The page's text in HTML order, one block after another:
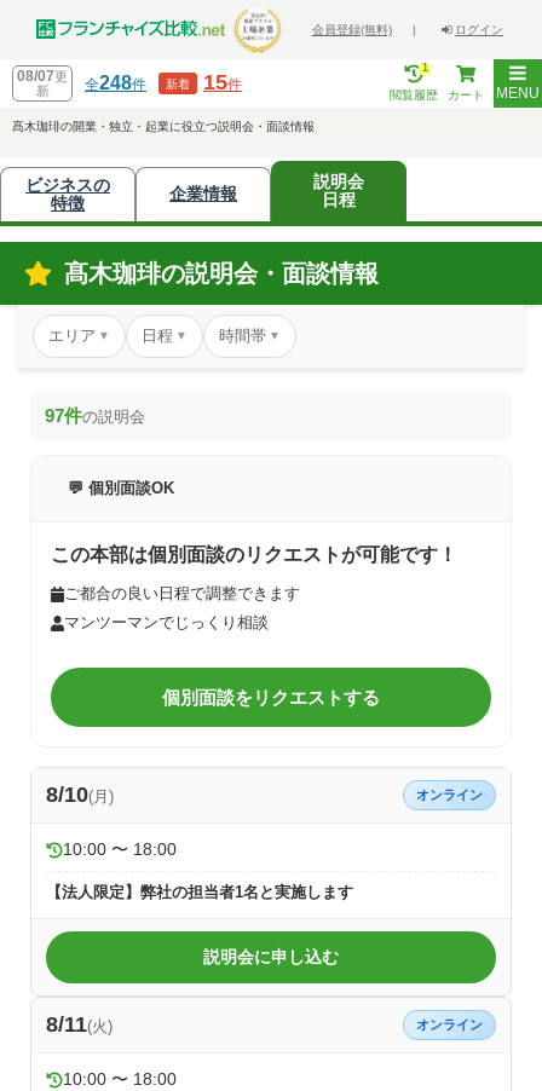
会員登録(無料) | ログイン
08/07更
新
全248件 新着 15件
1
閲覧履歴 カート MENU
髙木珈琲の開業・独立・起業に役立つ説明会・面談情報
ビジネスの
特徴
企業情報
説明会
日程
髙木珈琲の説明会・面談情報
エリア ▼ 日程 ▼ 時間帯 ▼
97件の説明会
💬 個別面談OK
この本部は個別面談のリクエストが可能です！
ご都合の良い日程で調整できます
マンツーマンでじっくり相談
個別面談をリクエストする
8/10(月) オンライン
10:00 〜 18:00
【法人限定】弊社の担当者1名と実施します
説明会に申し込む
8/11(火) オンライン
10:00 〜 18:00